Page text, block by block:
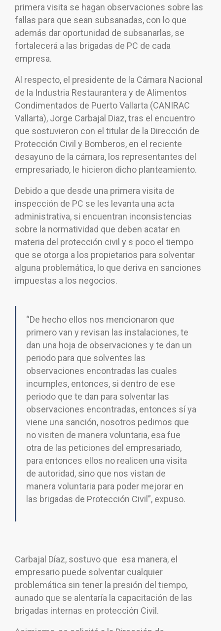
primera visita se hagan observaciones sobre las
fallas para que sean subsanadas, con lo que
además dar oportunidad de subsanarlas, se
fortalecerá a las brigadas de PC de cada
empresa.
Al respecto, el presidente de la Cámara Nacional
de la Industria Restaurantera y de Alimentos
Condimentados de Puerto Vallarta (CANIRAC
Vallarta), Jorge Carbajal Diaz, tras el encuentro
que sostuvieron con el titular de la Dirección de
Protección Civil y Bomberos, en el reciente
desayuno de la cámara, los representantes del
empresariado, le hicieron dicho planteamiento.
Debido a que desde una primera visita de
inspección de PC se les levanta una acta
administrativa, si encuentran inconsistencias
sobre la normatividad que deben acatar en
materia del protección civil y s poco el tiempo
que se otorga a los propietarios para solventar
alguna problemática, lo que deriva en sanciones
impuestas a los negocios.
“De hecho ellos nos mencionaron que
primero van y revisan las instalaciones, te
dan una hoja de observaciones y te dan un
periodo para que solventes las
observaciones encontradas las cuales
incumples, entonces, si dentro de ese
periodo que te dan para solventar las
observaciones encontradas, entonces sí ya
viene una sanción, nosotros pedimos que
no visiten de manera voluntaria, esa fue
otra de las peticiones del empresariado,
para entonces ellos no realicen una visita
de autoridad, sino que nos vistan de
manera voluntaria para poder mejorar en
las brigadas de Protección Civil”, expuso.
Carbajal Díaz, sostuvo que esa manera, el
empresario puede solventar cualquier
problemática sin tener la presión del tiempo,
aunado que se alentaría la capacitación de las
brigadas internas en protección Civil.